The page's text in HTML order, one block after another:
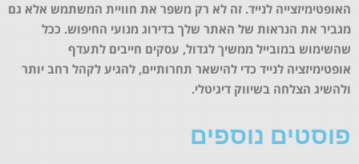
האופטימיזצייה לנייד. זה לא רק משפר את חוויית המשתמש אלא גם
מגביר את הנראות של האתר שלך בדירוג מנועי החיפוש. ככל
שהשימוש במובייל ממשיך לגדול, עסקים חייבים לתעדף
אופטימיזציה לנייד כדי להישאר תחרותיים, להגיע לקהל רחב יותר
ולהשיג הצלחה בשיווק דיגיטלי.
פוסטים נוספים